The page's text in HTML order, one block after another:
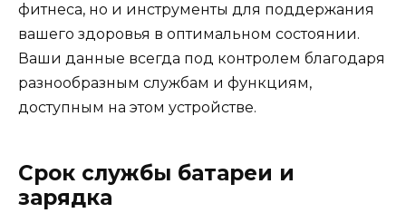
фитнеса, но и инструменты для поддержания
вашего здоровья в оптимальном состоянии.
Ваши данные всегда под контролем благодаря
разнообразным службам и функциям,
доступным на этом устройстве.
Срок службы батареи и
зарядка